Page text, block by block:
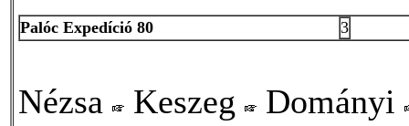
Palóc Expedíció 80 3
Nézsa Keszeg
Dományi